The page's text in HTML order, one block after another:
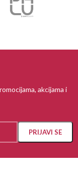
akcijama i